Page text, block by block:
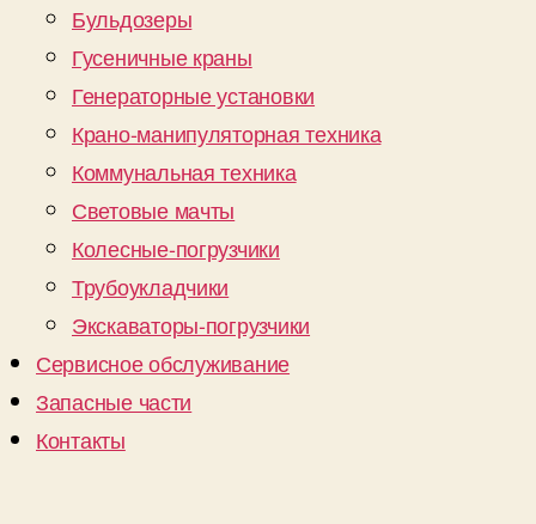
Бульдозеры
Гусеничные краны
Генераторные установки
Крано-манипуляторная техника
Коммунальная техника
Световые мачты
Колесные-погрузчики
Трубоукладчики
Экскаваторы-погрузчики
Сервисное обслуживание
Запасные части
Контакты